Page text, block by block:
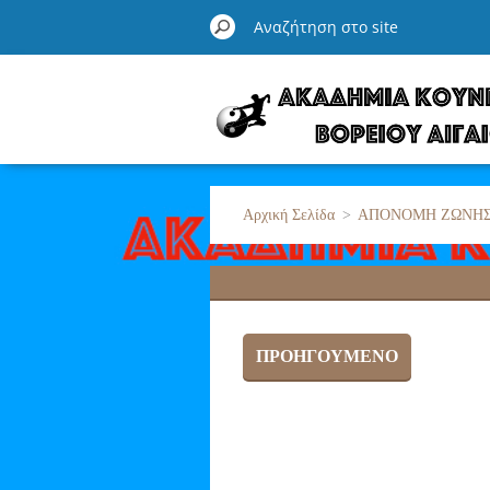
Αρχική Σελίδα > ΑΠΟΝΟΜΗ
ΠΡΟΗΓΟΎΜΕΝΟ